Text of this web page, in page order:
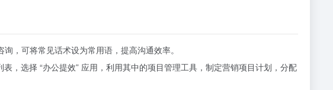
，可将常见话术设为常用语，提高沟通效率。
表，选择 “办公提效” 应用，利用其中的项目管理工具，制定营销项目计划，分配